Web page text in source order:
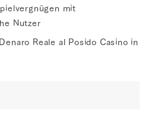
mit
Nutzer
Reale al Posido Casino in